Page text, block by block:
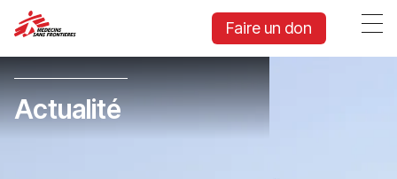
Faire un don
Actualité